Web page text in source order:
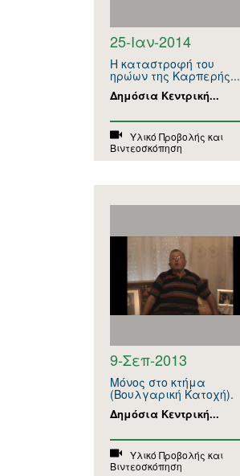
25-Ιαν-2014
Η καταστροφή του
ηρώων της Καρπερής...
Δημόσια Κεντρική...
Υλικό Προβολής και
Βιντεοσκόπηση
9-Σεπ-2013
Μόνος στο κτήμα
(Βουλγαρική Κατοχή).
Δημόσια Κεντρική...
Υλικό Προβολής και
Βιντεοσκόπηση